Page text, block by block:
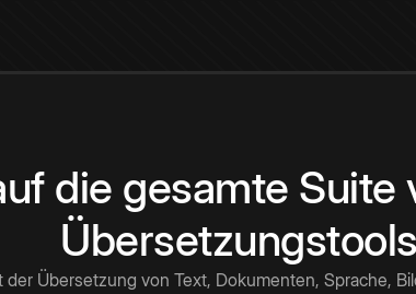
die gesamte Suite
Übersetzungstools
der Übersetzung von Text, Dokumenten, Sprache,